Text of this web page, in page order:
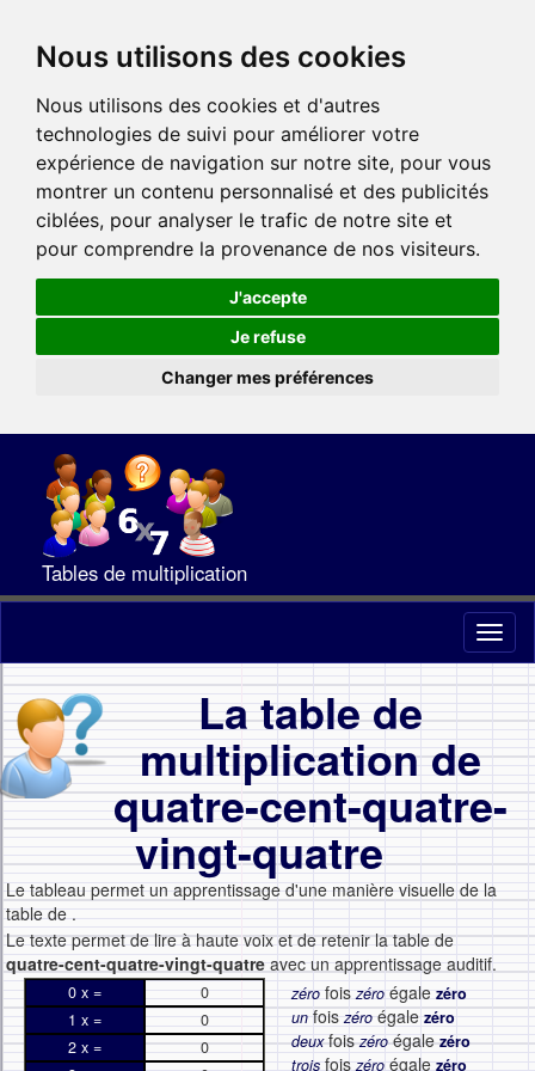
Nous utilisons des cookies
Nous utilisons des cookies et d'autres
technologies de suivi pour améliorer votre
expérience de navigation sur notre site, pour vous
montrer un contenu personnalisé et des publicités
ciblées, pour analyser le trafic de notre site et
pour comprendre la provenance de nos visiteurs.
J'accepte
Je refuse
Changer mes préférences
Tables de multiplication
La table de
multiplication de
quatre-cent-quatre-
vingt-quatre
Le tableau permet un apprentissage d'une manière visuelle de la
table de .
Le texte permet de lire à haute voix et de retenir la table de
quatre-cent-quatre-vingt-quatre avec un apprentissage auditif.
0 x =
0
1 x =
0
2 x =
0
zéro foiszéro égale zéro
unfoiszéroégalezéro
deuxfoiszéroégalezéro
trois foiszéro égale zéro